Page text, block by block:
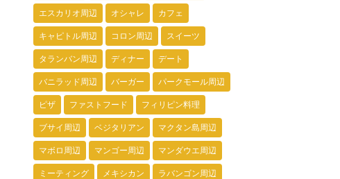
エスカリオ周辺 オシャレ カフェ
キャピトル周辺 コロン周辺 スイーツ
タランバン周辺 ディナー デート
バニラッド周辺 バーガー パークモール周辺
ピザ ファストフード フィリピン料理
ブサイ周辺 ベジタリアン マクタン島周辺
マボロ周辺 マンゴー周辺 マンダウエ周辺
ミーティング メキシカン ラバンゴン周辺